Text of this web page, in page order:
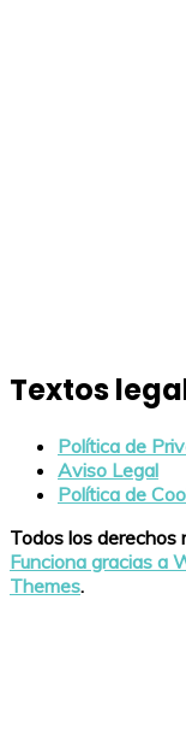
Textos
Política de
Aviso Legal
Política de
Todos los
Funciona gracias a
Themes.